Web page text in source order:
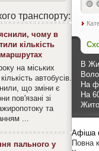
В
На
На
Афіша
Повна
транспорту:
чому в
кількість
маршрутах
на міських
автобусів.
що зміни є
пов'язані зі
та
...
пального у